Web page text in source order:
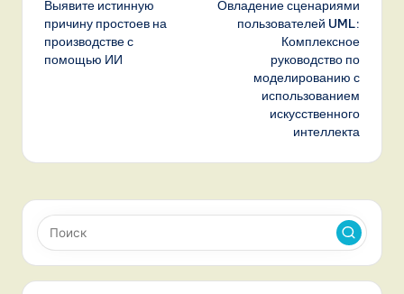
записи
Выявите истинную
причину простоев на
производстве с
помощью ИИ
Овладение сценариями
пользователей UML:
Комплексное
руководство по
моделированию с
использованием
искусственного
интеллекта